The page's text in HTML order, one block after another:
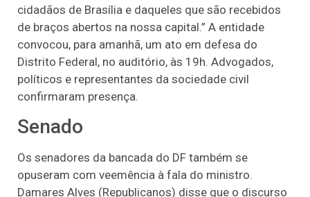
cidadãos de Brasília e daqueles que são recebidos
de braços abertos na nossa capital.” A entidade
convocou, para amanhã, um ato em defesa do
Distrito Federal, no auditório, às 19h. Advogados,
políticos e representantes da sociedade civil
confirmaram presença.
Senado
Os senadores da bancada do DF também se
opuseram com veemência à fala do ministro.
Damares Alves (Republicanos) disse que o discurso